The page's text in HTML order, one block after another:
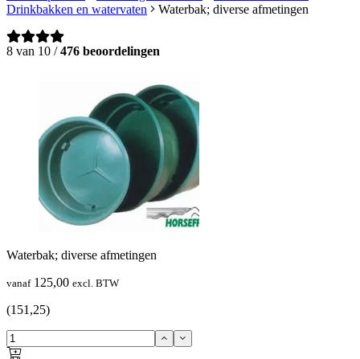
Drinkbakken en watervaten
Waterbak; diverse afmetingen
8 van 10 /476 beoordelingen
Waterbak; diverse afmetingen
vanaf125,00 excl. BTW
(151,25)